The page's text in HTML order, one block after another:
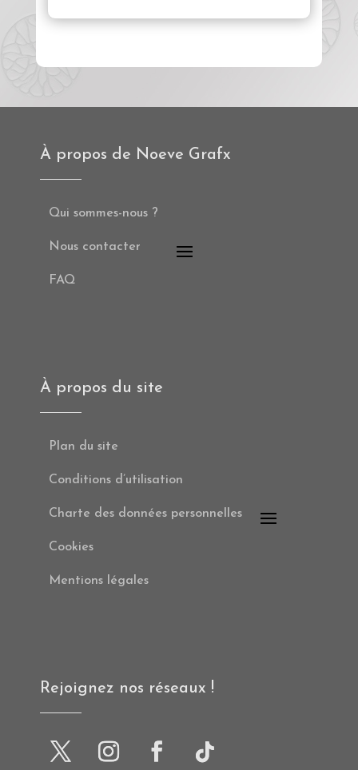
À propos de Noeve Grafx
Qui sommes-nous ?
Nous contacter
FAQ
À propos du site
Plan du site
Conditions d’utilisation
Charte des données personnelles
Cookies
Mentions légales
Rejoignez nos réseaux !